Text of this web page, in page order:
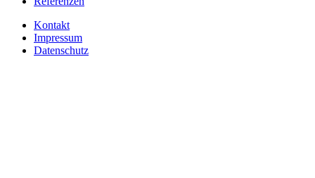
Kontakt
Impressum
Datenschutz